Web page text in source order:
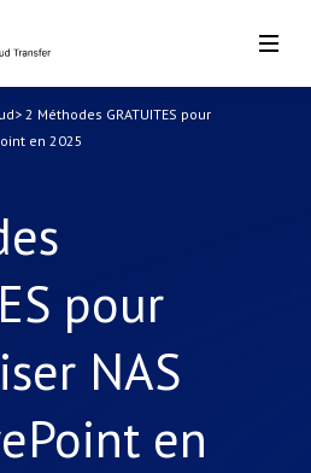
> 2 Méthodes GRATUITES pour
en 2025
pour
NAS
en